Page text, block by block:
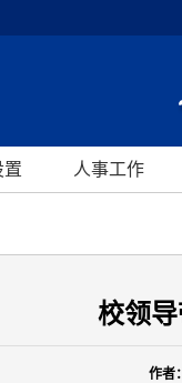
置 人事工作
校领
作者：